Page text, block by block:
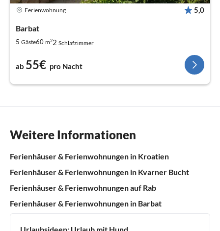
Ferienwohnung 5,0
Barbat
5 Gäste60 m22 Schlafzimmer
ab 55€ pro Nacht
Weitere Informationen
Ferienhäuser & Ferienwohnungen in Kroatien
Ferienhäuser & Ferienwohnungen in Kvarner Bucht
Ferienhäuser & Ferienwohnungen auf Rab
Ferienhäuser & Ferienwohnungen in Barbat
Urlaubsideen: Urlaub mit Hund